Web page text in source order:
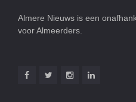
Almere Nieuws is een
voor Almeerders.